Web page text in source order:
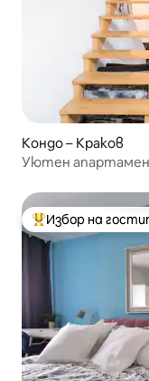
Кондо – Краков
Уютен
Най-популярен
Избор на